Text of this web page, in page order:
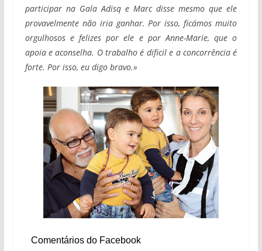
participar na Gala Adisq e Marc disse mesmo que ele
provavelmente não iria ganhar. Por isso, ficámos muito
orgulhosos e felizes por ele e por Anne-Marie, que o
apoia e aconselha. O trabalho é dificil e a concorrência é
forte. Por isso, eu digo bravo.»
Comentários do Facebook